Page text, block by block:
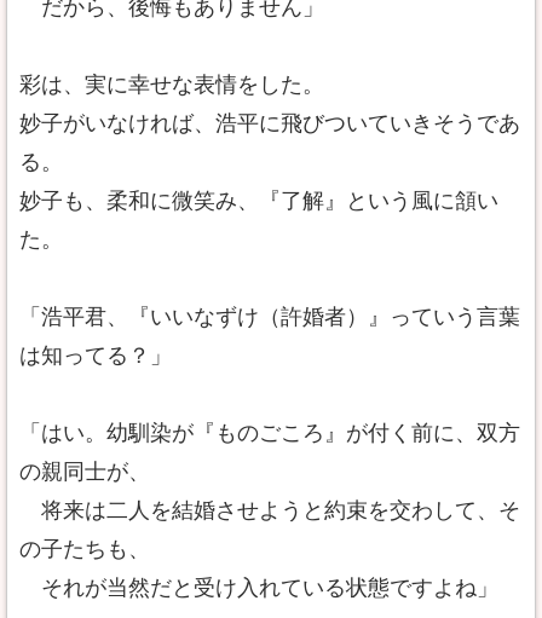
だから、後悔もありません」
彩は、実に幸せな表情をした。
妙子がいなければ、浩平に飛びついていきそうであ
る。
妙子も、柔和に微笑み、『了解』という風に頷い
た。
「浩平君、『いいなずけ（許婚者）』っていう言葉
は知ってる？」
「はい。幼馴染が『ものごころ』が付く前に、双方
の親同士が、
将来は二人を結婚させようと約束を交わして、そ
の子たちも、
それが当然だと受け入れている状態ですよね」